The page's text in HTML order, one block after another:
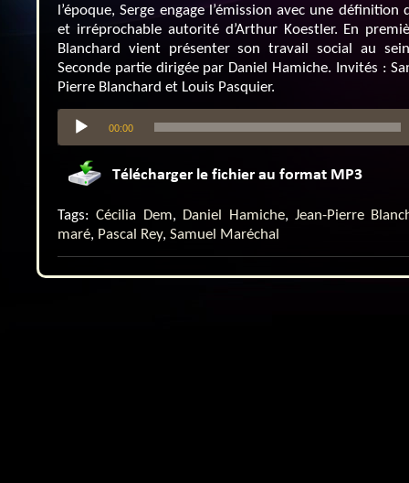
l’époque, Serge engage l’émission avec une
et irréprochable autorité d’Arthur Koestler. En
Blanchard vient présenter son travail social au
Seconde partie dirigée par Daniel Hamiche. Invités :
Pierre Blanchard et Louis Pasquier.
Lecteur
audio
00:00
Tags:Cécilia Dem, Daniel Hamiche, Jean-Pierre
maré, Pascal Rey, Samuel Maréchal